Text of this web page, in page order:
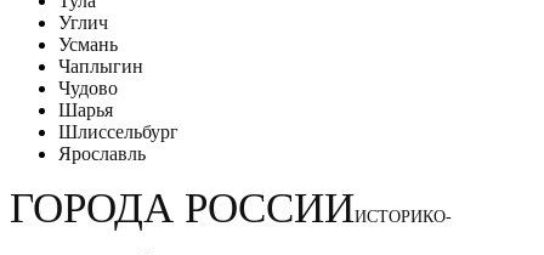
Углич
Усмань
Чаплыгин
Чудово
Шарья
Шлиссельбург
Ярославль
ГОРОДА РОССИИИСТОРИКО-